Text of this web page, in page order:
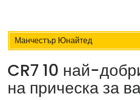
Манчестър Юнайтед
CR7 10 най-
на прическа за